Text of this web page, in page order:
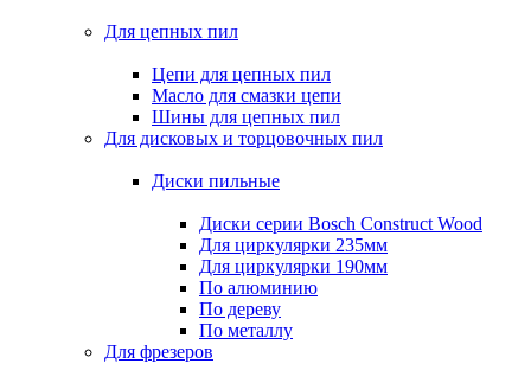
Для цепных пил
Цепи для цепных пил
Масло для смазки цепи
Шины для цепных пил
Для дисковых и торцовочных пил
Диски пильные
Диски серии Bosch Construct Wood
Для циркулярки 235мм
Для циркулярки 190мм
По алюминию
По дереву
По металлу
Для фрезеров